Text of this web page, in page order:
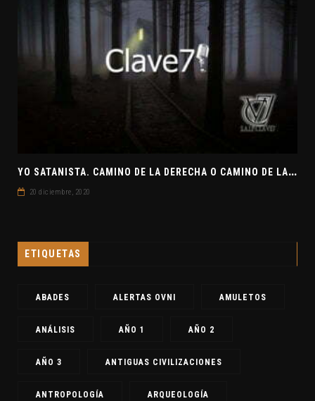
Y
O SATANISTA. CAMINO DE LA DERECHA O CAMINO DE LA IZQUIERDA. CLAVE7 NEWS
20 diciembre, 2020
ETIQUETAS
ABADES ALERTAS OVNI AMULETOS
ANÁLISIS AÑO 1 AÑO 2
AÑO 3 ANTIGUAS CIVILIZACIONES
ANTROPOLOGÍA ARQUEOLOGÍA